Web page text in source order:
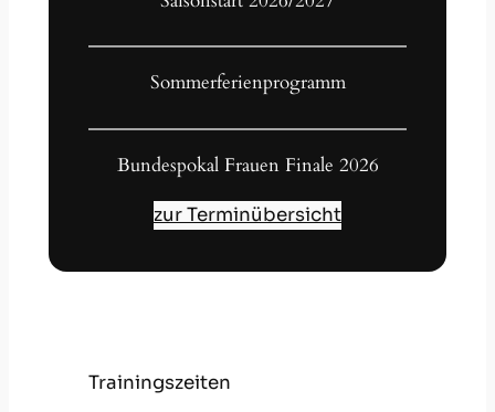
Sommerferienprogramm
Bundespokal Frauen Finale 2026
zur Terminübersicht
Trainingszeiten